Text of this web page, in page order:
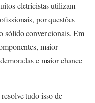
eletricistas utilizam
por questões
sólido convencionais. Em
maior
e maior chance
tudo isso de